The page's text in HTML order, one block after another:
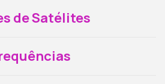
de Satélites